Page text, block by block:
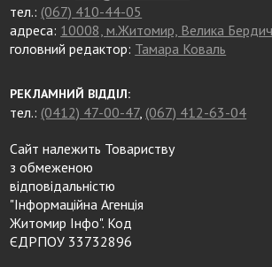
тел.: (067) 410-44-05
адреса: 10008, м.Житомир, Велика
головний редактор: Тамара Коваль
РЕКЛАМНИЙ ВІДДІЛ:
тел.: (0412) 47-00-47, (067) 412-63-04
Сайт належить Товариству
з обмеженою
відповідальністю
"Інформаційна Агенція
Житомир Інфо". Код
ЄДРПОУ 33732896